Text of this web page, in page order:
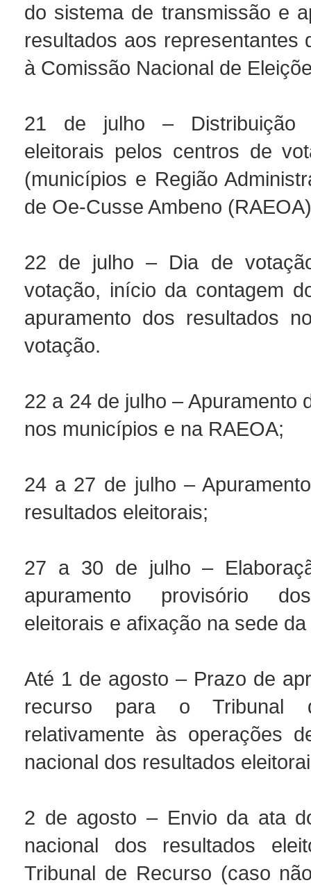
do sistema de transmissão e
resultados aos representantes
à Comissão Nacional de
21 de julho – Distribuição
eleitorais pelos centros de
(municípios e Região
de Oe-Cusse Ambeno
22 de julho – Dia de
votação, início da contagem
apuramento dos resultados
votação.
22 a 24 de julho – Apuramento
nos municípios e na RAEOA;
24 a 27 de julho –
resultados eleitorais;
27 a 30 de julho –
apuramento provisório
eleitorais e afixação na sede
Até 1 de agosto – Prazo de
recurso para o Tribunal
relativamente às operações
nacional dos resultados
2 de agosto – Envio da ata
nacional dos resultados
Tribunal de Recurso (caso